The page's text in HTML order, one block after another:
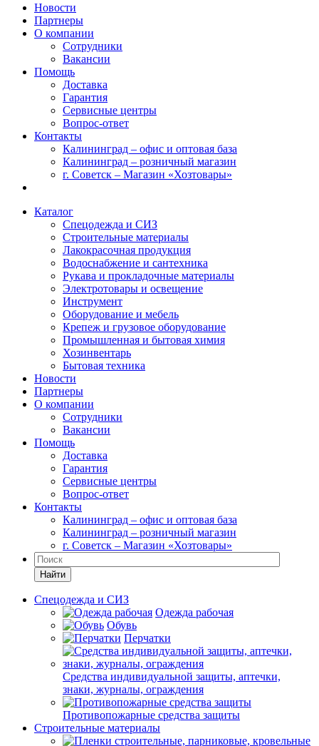
Новости
Партнеры
О компании
Сотрудники
Вакансии
Помощь
Доставка
Гарантия
Сервисные центры
Вопрос-ответ
Контакты
Калининград – офис и оптовая база
Калининград – розничный магазин
г. Советск – Магазин «Хозтовары»
Каталог
Спецодежда и СИЗ
Строительные материалы
Лакокрасочная продукция
Водоснабжение и сантехника
Рукава и прокладочные материалы
Электротовары и освещение
Инструмент
Оборудование и мебель
Крепеж и грузовое оборудование
Промышленная и бытовая химия
Хозинвентарь
Бытовая техника
Новости
Партнеры
О компании
Сотрудники
Вакансии
Помощь
Доставка
Гарантия
Сервисные центры
Вопрос-ответ
Контакты
Калининград – офис и оптовая база
Калининград – розничный магазин
г. Советск – Магазин «Хозтовары»
Найти
Спецодежда и СИЗ
Одежда рабочая
Обувь
Перчатки
Средства индивидуальной защиты, аптечки,
знаки, журналы, ограждения
Противопожарные средства защиты
Строительные материалы